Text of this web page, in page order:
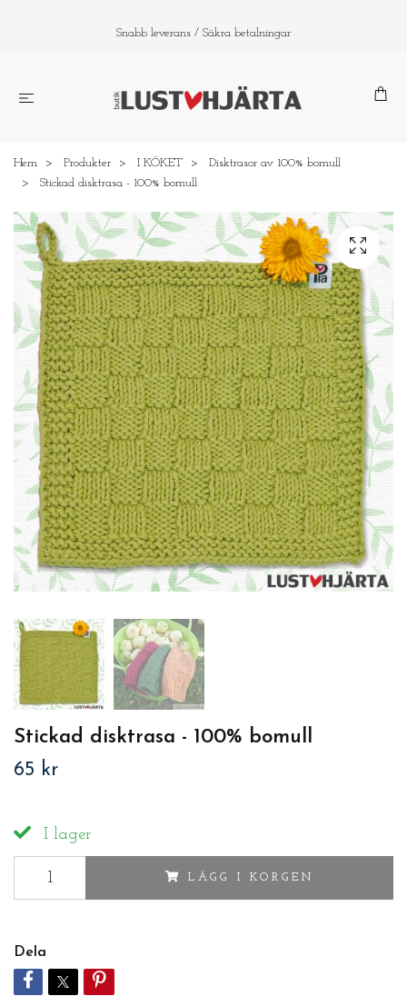
Snabb leverans / Säkra betalningar
Hem Produkter I KÖKET
Disktrasor av 100% bomull
Stickad disktrasa - 100% bomull
Stickad disktrasa - 100% bomull
65 kr
I lager
LÄGG I KORGEN
Dela